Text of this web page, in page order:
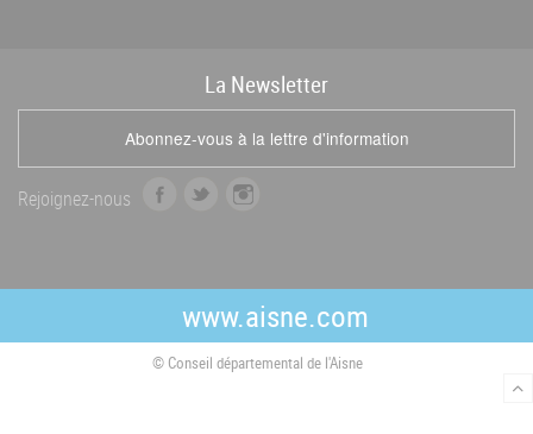
La Newsletter
Abonnez-vous à la lettre d'information
Rejoignez-nous
b
o
t
e
r
a
g
r
a
www.aisne.com
© Conseil départemental de l'Aisne